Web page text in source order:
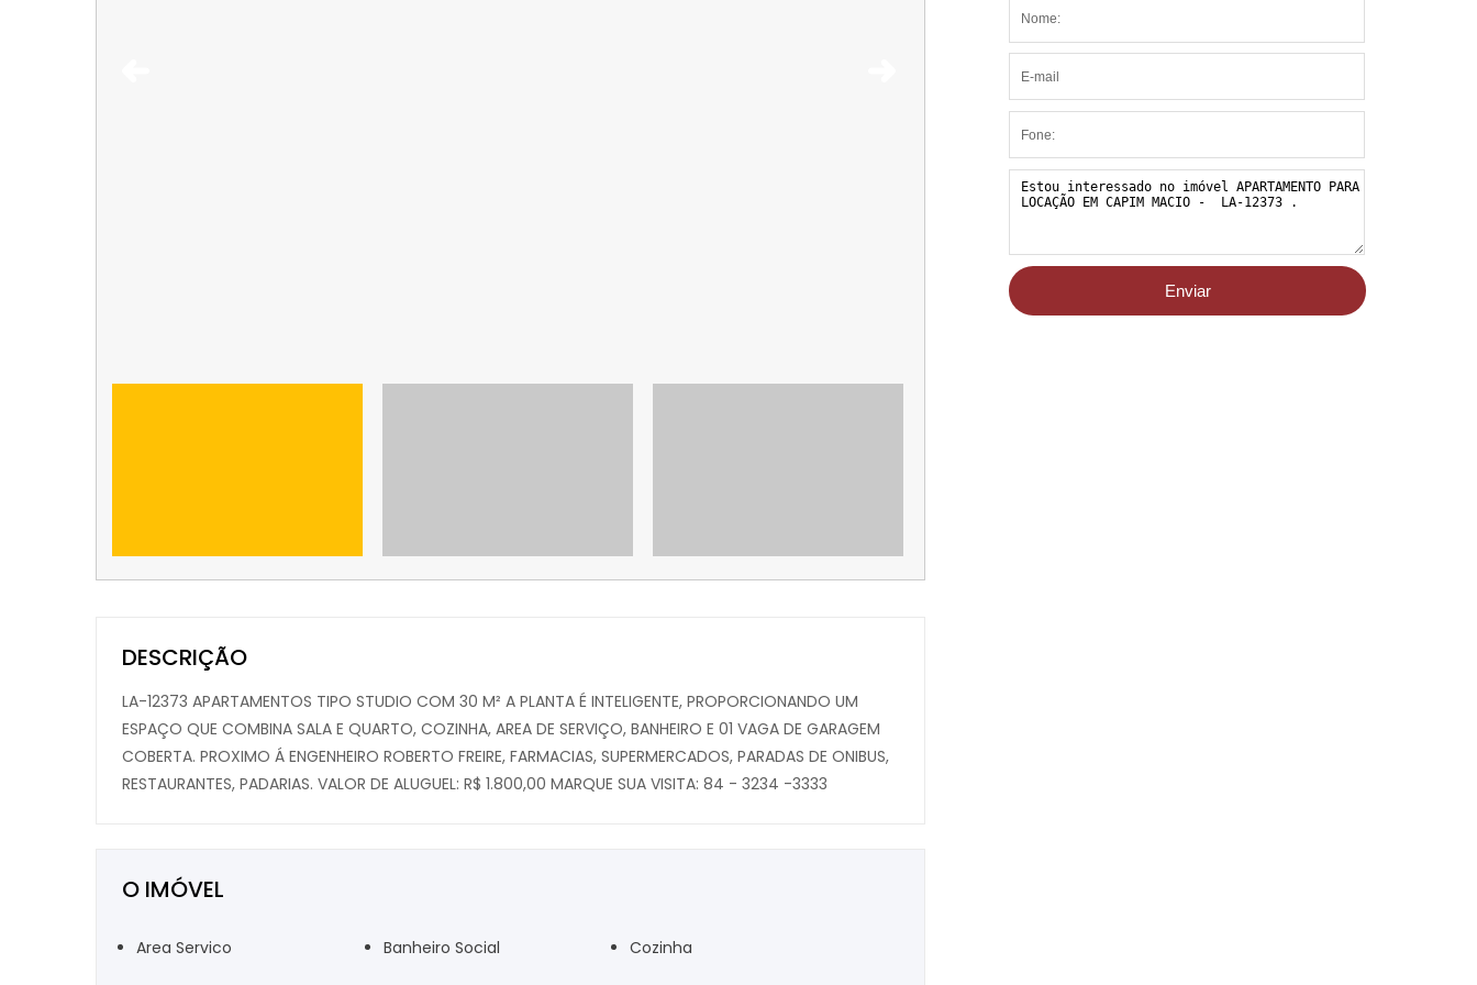
DESCRIÇÃO
LA-12373 APARTAMENTOS TIPO STUDIO COM 30 M² A PLANTA É INTELIGENTE, PROPORCIONANDO UM
ESPAÇO QUE COMBINA SALA E QUARTO, COZINHA, AREA DE SERVIÇO, BANHEIRO E 01 VAGA DE GARAGEM
COBERTA. PROXIMO Á ENGENHEIRO ROBERTO FREIRE, FARMACIAS, SUPERMERCADOS, PARADAS DE ONIBUS,
RESTAURANTES, PADARIAS. VALOR DE ALUGUEL: R$ 1.800,00 MARQUE SUA VISITA: 84 - 3234 -3333
O IMÓVEL
Area Servico Banheiro Social Cozinha